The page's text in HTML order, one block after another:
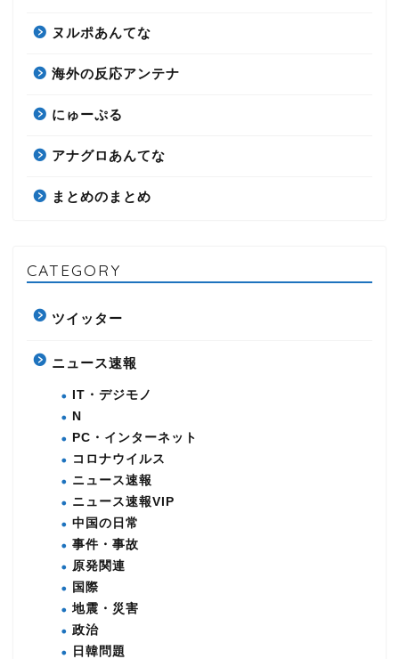
ヌルポあんてな
海外の反応アンテナ
にゅーぷる
アナグロあんてな
まとめのまとめ
CATEGORY
ツイッター
ニュース速報
IT・デジモノ
N
PC・インターネット
コロナウイルス
ニュース速報
ニュース速報VIP
中国の日常
事件・事故
原発関連
国際
地震・災害
政治
日韓問題